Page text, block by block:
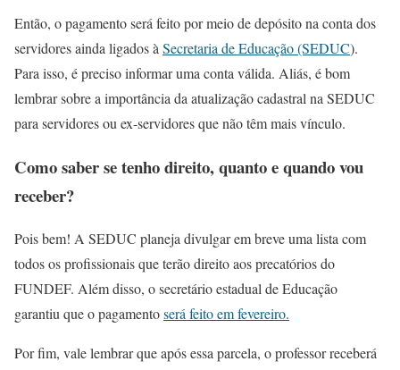
Então, o pagamento será feito por meio de depósito na conta dos
servidores ainda ligados à Secretaria de Educação (SEDUC).
Para isso, é preciso informar uma conta válida. Aliás, é bom
lembrar sobre a importância da atualização cadastral na SEDUC
para servidores ou ex-servidores que não têm mais vínculo.
Como saber se tenho direito, quanto e quando vou
receber?
Pois bem! A SEDUC planeja divulgar em breve uma lista com
todos os profissionais que terão direito aos precatórios do
FUNDEF. Além disso, o secretário estadual de Educação
garantiu que o pagamentoserá feito em fevereiro.
Por fim, vale lembrar que após essa parcela, o professor receberá